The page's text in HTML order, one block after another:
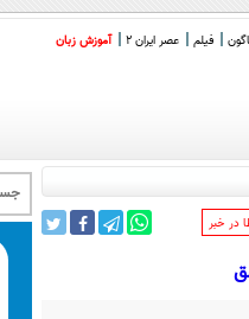
فیلم عصر ایران 2 آموزش زبان
در خبر